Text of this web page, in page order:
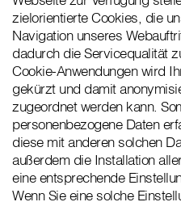
zielorientierte Cookies, die
Navigation unseres
dadurch die Servicequalität
Cookie-Anwendungen wird
gekürzt und damit
zugeordnet werden kann.
personenbezogene Daten
diese mit anderen solchen
außerdem die Installation
eine entsprechende
Wenn Sie eine solche